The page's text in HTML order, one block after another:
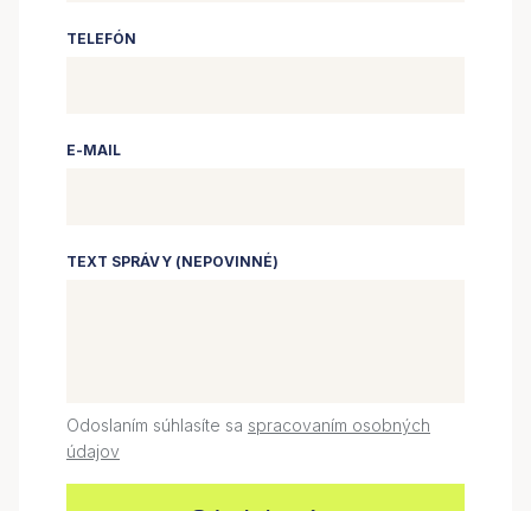
TELEFÓN
E-MAIL
TEXT SPRÁVY (NEPOVINNÉ)
Odoslaním súhlasíte sa spracovaním osobných
údajov